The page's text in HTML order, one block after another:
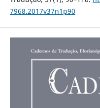
7968.2017v37n1p90